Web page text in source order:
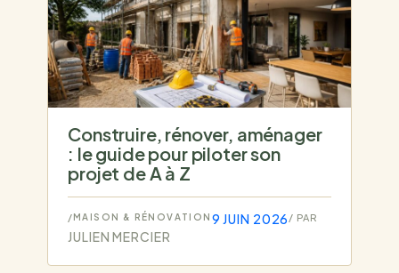
Construire, rénover, aménager
: le guide pour piloter son
projet de A à Z
/MAISON & RÉNOVATION 9 JUIN 2026/ PAR
JULIEN MERCIER